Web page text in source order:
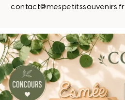
contact@mespetitssouvenirs.fr